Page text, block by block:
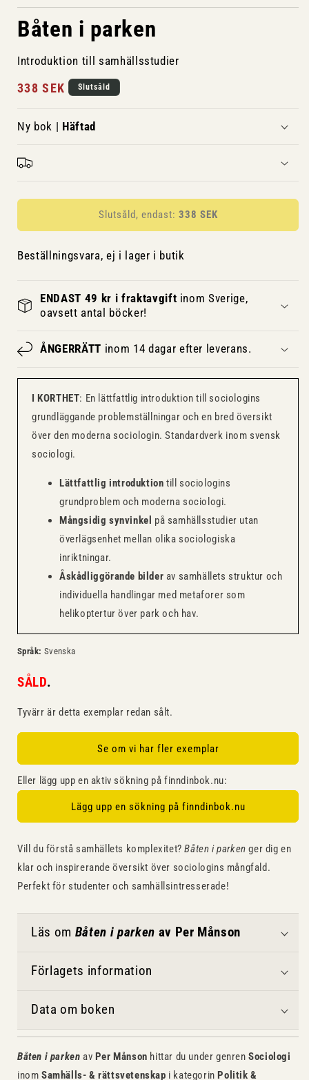
Båten i parken
Introduktion till samhällsstudier
Ordinarie
338 SEK Slutsåld
Ny bok | Häftad
Slutsåld, endast: 338 SEK
Beställningsvara, ej i lager i butik
ENDAST 49 kr i fraktavgift inom Sverige,
oavsett antal böcker!
ÅNGERRÄTT inom 14 dagar efter leverans.
I KORTHET: En lättfattlig introduktion till sociologins
grundläggande problemställningar och en bred översikt
över den moderna sociologin. Standardverk inom svensk
sociologi.
Lättfattlig introduktion till sociologins
grundproblem och moderna sociologi.
Mångsidig synvinkel på samhällsstudier utan
överlägsenhet mellan olika sociologiska
inriktningar.
Åskådliggörande bilder av samhällets struktur och
individuella handlingar med metaforer som
helikoptertur över park och hav.
Språk: Svenska
SÅLD.
Tyvärr är detta exemplar redan sålt.
Se om vi har fler exemplar
Eller lägg upp en aktiv sökning på finndinbok.nu:
Lägg upp en sökning på finndinbok.nu
Vill du förstå samhällets komplexitet?Båten i parken ger dig en
klar och inspirerande översikt över sociologins mångfald.
Perfekt för studenter och samhällsintresserade!
Läs om Båten i parken av Per Månson
Förlagets information
Data om boken
Båten i parken av Per Månson hittar du under genrenSociologi
inom Samhälls- & rättsvetenskap i kategorin Politik &